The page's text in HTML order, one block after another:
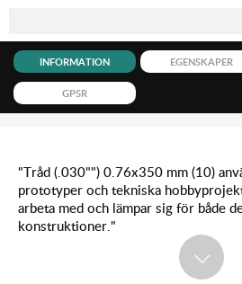
INFORMATION EGENSKAPER
GPSR
"Tråd (.030"") 0.76x350 mm (10)
prototyper och tekniska
arbeta med och lämpar sig för både
konstruktioner."